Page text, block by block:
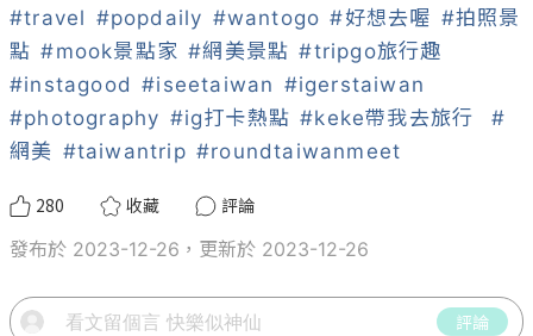
#travel #popdaily #wantogo #好想去喔 #拍照景
點 #mook景點家 #網美景點 #tripgo旅行趣
#instagood #iseetaiwan #igerstaiwan
#photography #ig打卡熱點 #keke帶我去旅行
#
網美 #taiwantrip #roundtaiwanmeet
280 收藏
評論
發布於 2023-12-26，更新於 2023-12-26
評論